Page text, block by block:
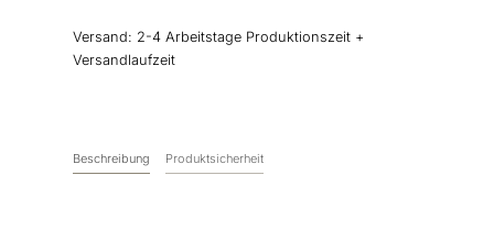
Versand: 2-4 Arbeitstage Produktionszeit +
Versandlaufzeit
Beschreibung Produktsicherheit